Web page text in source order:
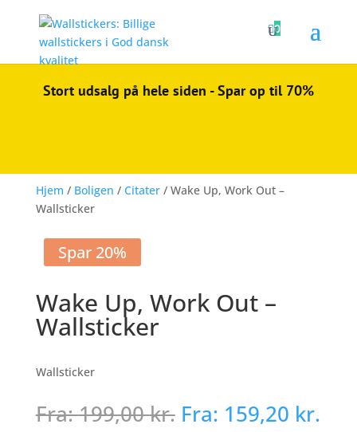
0
Stort udsalg på hele siden - Spar op til 70%
Hjem / Boligen / Citater/ Wake Up, Work Out –
Wallsticker
Spar 20%
Wake Up, Work Out –
Wallsticker
Wallsticker
Fra:199,00kr. Fra: 159,20 kr.